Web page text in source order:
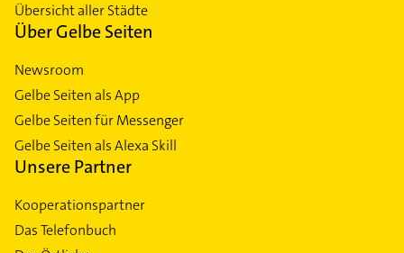
Übersicht aller Städte
Über Gelbe Seiten
Newsroom
Gelbe Seiten als App
Gelbe Seiten für Messenger
Gelbe Seiten als Alexa Skill
Unsere Partner
Kooperationspartner
Das Telefonbuch